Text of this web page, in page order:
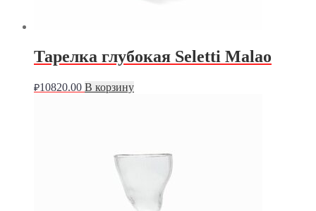
Тарелка глубокая Seletti Malao
₽10820.00 В корзину